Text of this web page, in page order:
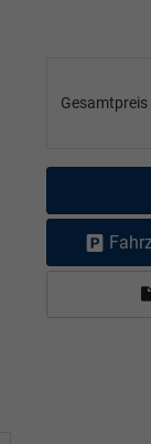
Gesamtpreis